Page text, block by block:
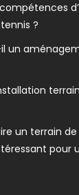
?
un
un terrain
pour